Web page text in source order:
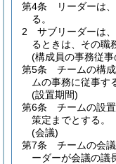
第4条
リーダーは
る。
2
サブリーダーは
るときは、その職
(構成員の事務従事
第5条
チームの構
ムの事務に従事す
(設置期間)
第6条
チームの設
策定までとする。
(会議)
第7条
チームの会
ーダーが会議の議